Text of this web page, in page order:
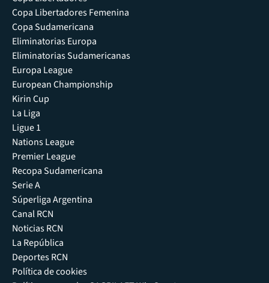
Copa Libertadores Femenina
Copa Sudamericana
Eliminatorias Europa
Eliminatorias Sudamericanas
Europa League
European Championship
Kirin Cup
La Liga
Ligue 1
Nations League
Premier League
Recopa Sudamericana
Serie A
Súperliga Argentina
Canal RCN
Noticias RCN
La República
Deportes RCN
Política de cookies